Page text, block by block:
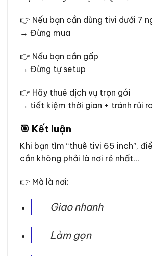
👉 Nếu bạn cần dùng tivi dưới 7
→ Đừng mua
👉 Nếu bạn cần gấp
→ Đừng tự setup
👉 Hãy thuê dịch vụ trọn gói
→ tiết kiệm thời gian + tránh rủi
🎯 Kết luận
Khi bạn tìm “thuê tivi 65 inch”,
cần không phải là nơi rẻ nhất…
👉 Mà là nơi:
Giao nhanh
Làm gọn